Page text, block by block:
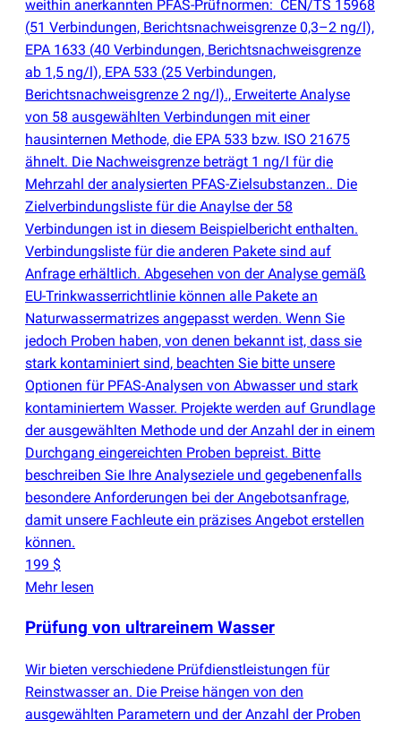
weithin anerkannten PFAS-Prüfnormen: CEN/TS 15968
(51 Verbindungen, Berichtsnachweisgrenze 0,3–2 ng/l),
EPA 1633 (40 Verbindungen, Berichtsnachweisgrenze
ab 1,5 ng/l), EPA 533 (25 Verbindungen,
Berichtsnachweisgrenze 2 ng/l)., Erweiterte Analyse
von 58 ausgewählten Verbindungen mit einer
hausinternen Methode, die EPA 533 bzw. ISO 21675
ähnelt. Die Nachweisgrenze beträgt 1 ng/l für die
Mehrzahl der analysierten PFAS-Zielsubstanzen.. Die
Zielverbindungsliste für die Anaylse der 58
Verbindungen ist in diesem Beispielbericht enthalten.
Verbindungsliste für die anderen Pakete sind auf
Anfrage erhältlich. Abgesehen von der Analyse gemäß
EU-Trinkwasserrichtlinie können alle Pakete an
Naturwassermatrizes angepasst werden. Wenn Sie
jedoch Proben haben, von denen bekannt ist, dass sie
stark kontaminiert sind, beachten Sie bitte unsere
Optionen für PFAS-Analysen von Abwasser und stark
kontaminiertem Wasser. Projekte werden auf Grundlage
der ausgewählten Methode und der Anzahl der in einem
Durchgang eingereichten Proben bepreist. Bitte
beschreiben Sie Ihre Analyseziele und gegebenenfalls
besondere Anforderungen bei der Angebotsanfrage,
damit unsere Fachleute ein präzises Angebot erstellen
können.
199 $
Mehr lesen
Prüfung von ultrareinem Wasser
Wir bieten verschiedene Prüfdienstleistungen für
Reinstwasser an. Die Preise hängen von den
ausgewählten Parametern und der Anzahl der Proben